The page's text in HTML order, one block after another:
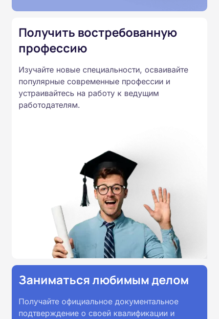
России от 14.07.2023 N 534 в
соответствии с Федеральными
образовательными стандартами
профессионального образования.
Удостоверения и дипломы о
Получить востребованную
профессию
Изучайте новые специальности, осваивайте
популярные современные профессии и
устраивайтесь на работу к ведущим
работодателям.
Заниматься любимым делом
Получайте официальное документальное
подтверждение о своей квалификации и